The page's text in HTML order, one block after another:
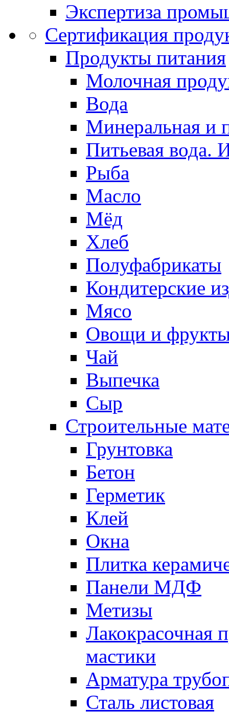
Экспертиза
Сертификация
Продукты питания
Молочная
Вода
Минеральная и
Питьевая вода.
Рыба
Масло
Мёд
Хлеб
Полуфабрикаты
Кондитерские
Мясо
Овощи и
Чай
Выпечка
Сыр
Строительные
Грунтовка
Бетон
Герметик
Клей
Окна
Плитка
Панели МДФ
Метизы
Лакокрасочная
мастики
Арматура
Сталь листовая